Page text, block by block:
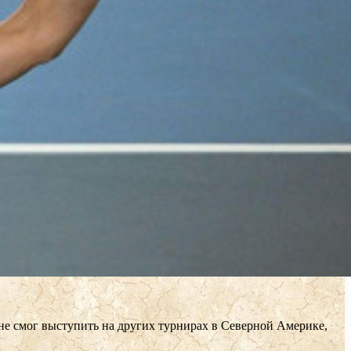
смог выступить на других турнирах в Северной Америке,